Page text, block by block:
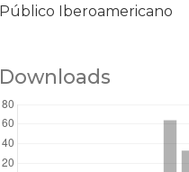
Público Iberoamericano
Downloads